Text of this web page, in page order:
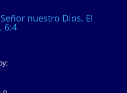
nuestro Dios, El
6:4